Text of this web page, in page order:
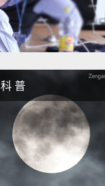
科 普